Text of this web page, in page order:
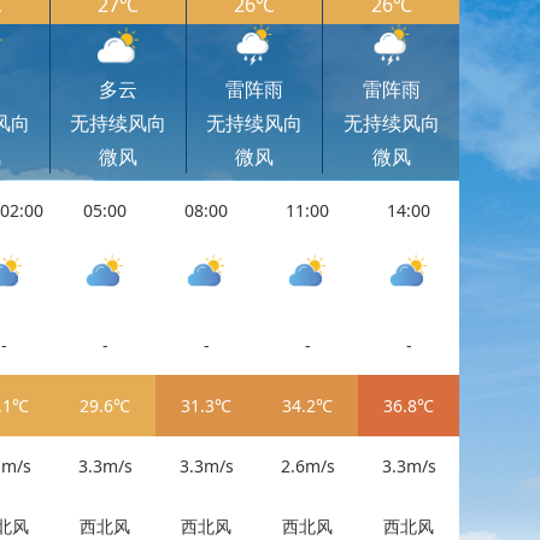
向
多云
无持续风向
微风
雷阵雨
无持续风向
微风
雷阵雨
无持续风向
微风
-
s
风
05:00
-
29.6℃
3.3m/s
西北风
08:00
-
31.3℃
3.3m/s
西北风
11:00
-
34.2℃
2.6m/s
西北风
14:00
-
36.8℃
3.3m/s
西北风 西北风